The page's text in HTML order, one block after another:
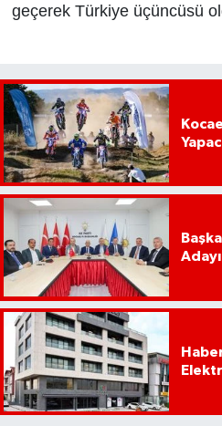
geçerek Türkiye üçüncüsü